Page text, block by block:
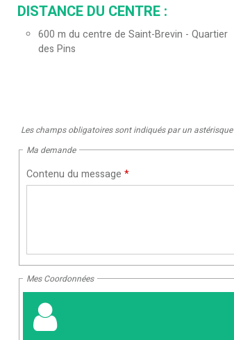
DISTANCE DU CENTRE :
600 m du centre de Saint-Brevin - Quartier
des Pins
Les champs obligatoires sont indiqués par un astérisque
Ma demande
Contenu du message *
Mes Coordonnées